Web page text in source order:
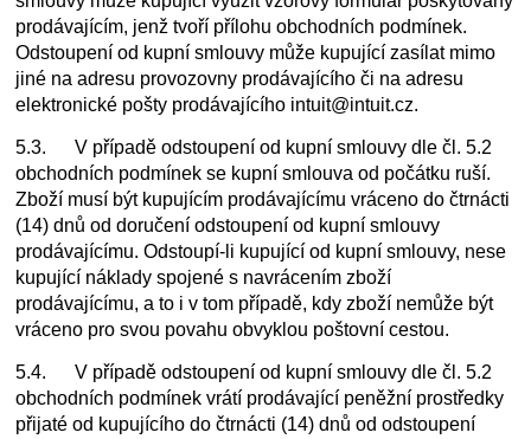
prodávajícím, jenž tvoří přílohu obchodních podmínek.
Odstoupení od kupní smlouvy může kupující zasílat mimo
jiné na adresu provozovny prodávajícího či na adresu
elektronické pošty prodávajícího intuit@intuit.cz.
5.3. V případě odstoupení od kupní smlouvy dle čl. 5.2
obchodních podmínek se kupní smlouva od počátku ruší.
Zboží musí být kupujícím prodávajícímu vráceno do čtrnácti
(14) dnů od doručení odstoupení od kupní smlouvy
prodávajícímu. Odstoupí-li kupující od kupní smlouvy, nese
kupující náklady spojené s navrácením zboží
prodávajícímu, a to i v tom případě, kdy zboží nemůže být
vráceno pro svou povahu obvyklou poštovní cestou.
5.4. V případě odstoupení od kupní smlouvy dle čl. 5.2
obchodních podmínek vrátí prodávající peněžní prostředky
přijaté od kupujícího do čtrnácti (14) dnů od odstoupení